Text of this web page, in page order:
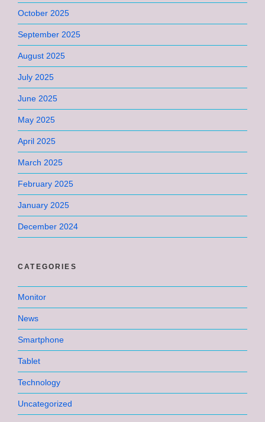
October 2025
September 2025
August 2025
July 2025
June 2025
May 2025
April 2025
March 2025
February 2025
January 2025
December 2024
CATEGORIES
Monitor
News
Smartphone
Tablet
Technology
Uncategorized